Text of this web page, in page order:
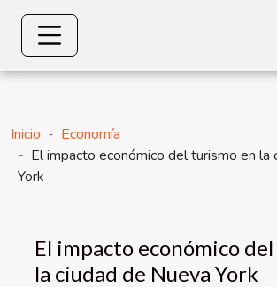
Inicio
Economía
El impacto económico del turismo en la
York
El impacto económico
la ciudad de Nueva York